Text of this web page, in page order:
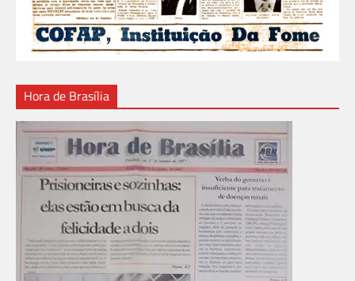
Hora de Brasília